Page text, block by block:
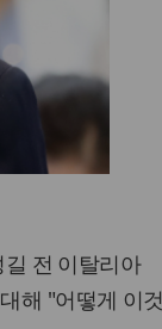
전 이탈리아
해 "어떻게 이것